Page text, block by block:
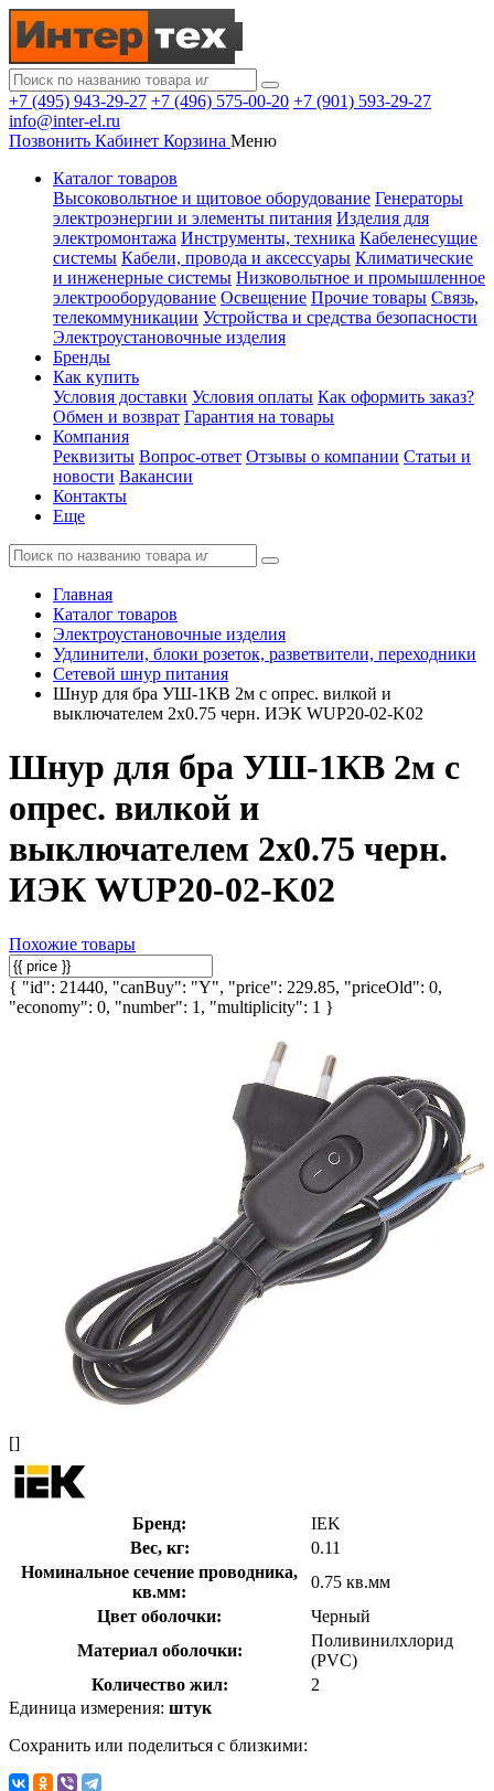
+7 (495) 943-29-27 +7 (496) 575-00-20 +7 (901) 593-29-27
info@inter-el.ru
Позвонить Кабинет Корзина Меню
Каталог товаров
Высоковольтное и щитовое оборудование Генераторы
электроэнергии и элементы питания Изделия для
электромонтажа Инструменты, техника Кабеленесущие
системы Кабели, провода и аксессуары Климатические
и инженерные системы Низковольтное и промышленное
электрооборудование Освещение Прочие товары Связь,
телекоммуникации Устройства и средства безопасности
Электроустановочные изделия
Бренды
Как купить
Условия доставки Условия оплаты Как оформить заказ?
Обмен и возврат Гарантия на товары
Компания
Реквизиты Вопрос-ответ Отзывы о компании Статьи и
новости Вакансии
Контакты
Еще
Главная
Каталог товаров
Электроустановочные изделия
Удлинители, блоки розеток, разветвители, переходники
Сетевой шнур питания
Шнур для бра УШ-1КВ 2м с опрес. вилкой и
выключателем 2х0.75 черн. ИЭК WUP20-02-K02
Шнур для бра УШ-1КВ 2м с
опрес. вилкой и
выключателем 2х0.75 черн.
ИЭК WUP20-02-K02
Похожие товары
{ "id": 21440, "canBuy": "Y", "price": 229.85, "priceOld": 0,
"economy": 0, "number": 1, "multiplicity": 1 }
[]
Бренд:
IEK
Вес, кг:
0.11
Номинальное сечение проводника,
кв.мм:
0.75 кв.мм
Цвет оболочки:
Черный
Материал оболочки:
Поливинилхлорид
(PVC)
Количество жил:
2
Единица измерения: штук
Сохранить или поделиться с близкими: